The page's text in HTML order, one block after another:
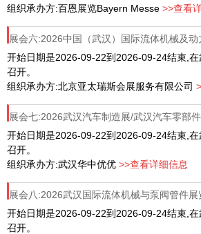
组织承办方:百恩展览Bayern Messe >>查看
展会六:2026中国（武汉）国际流体机械及动
开始日期是2026-09-22到2026-09-24结束,
召开。
组织承办方:北京亚太瑞斯会展服务有限公司
展会七:2026武汉汽车制造展/武汉汽车零部
开始日期是2026-09-22到2026-09-24结束,
召开。
组织承办方:武汉华中优优 >>查看详细信息
展会八:2026武汉国际流体机械与泵阀管件展
开始日期是2026-09-22到2026-09-24结束,
召开。